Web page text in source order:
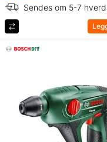
Sendes om 5-7